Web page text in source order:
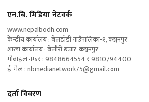
एन‍.बि. मिडिया नेटवर्क
www.nepalbodh.com
केन्द्रीय कार्यालय : बेलडाँडी गाउँपालिका-१, कञ्चनपुर
शाखा कार्यालय : बेलौरी बजार, कञ्चनपुर
मोबाइल नम्बर : 9848664554 र 9810794400
ई-मेल :nbmedianetwork75@gmail.com
दर्ता विवरण